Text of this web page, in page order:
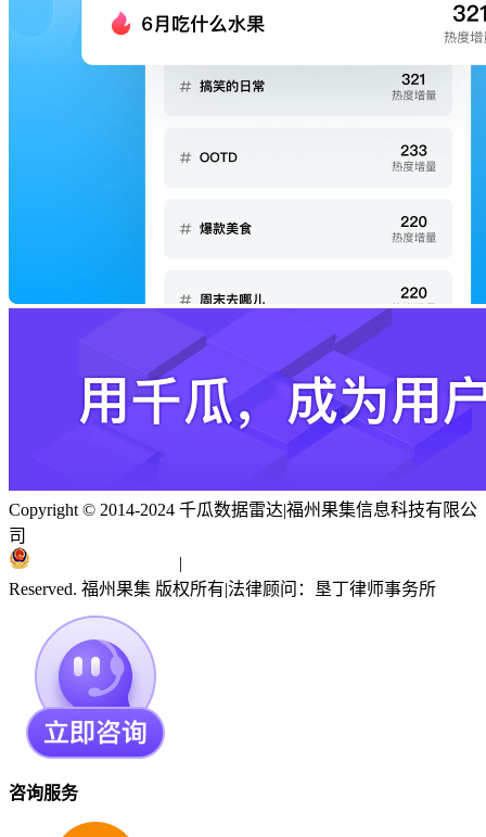
Copyright © 2014-2024 千瓜数据雷达|福州果集信息科技有限公
司
|
Reserved. 福州果集 版权所有|法律顾问：垦丁律师事务所
咨询服务